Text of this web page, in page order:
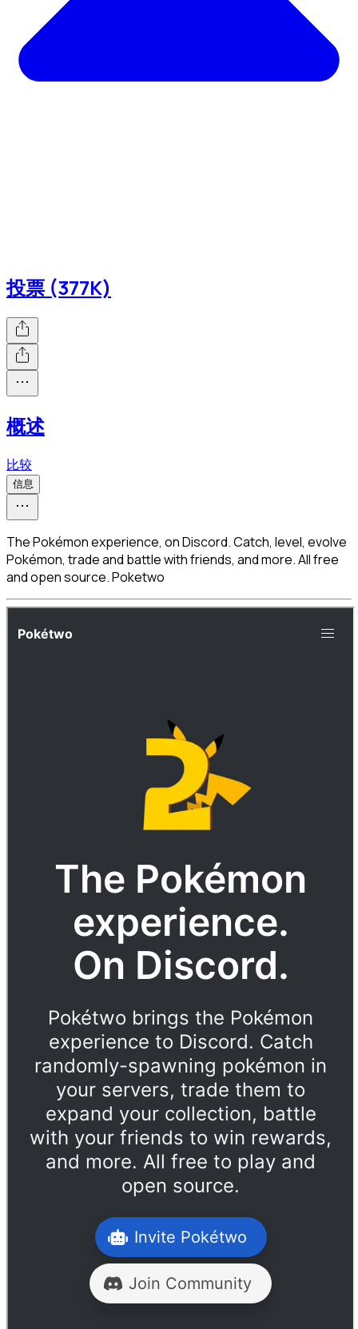
投票 (377K)
概述
比较
信息
The Pokémon experience, on Discord. Catch, level, evolve
Pokémon, trade and battle with friends, and more. All free
and open source. Poketwo